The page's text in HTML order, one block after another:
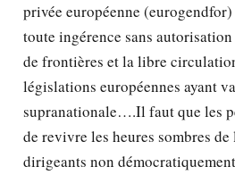
privée européenne
toute ingérence sans
de frontières et la libre
législations européennes ayant
supranationale….Il faut que les
de revivre les heures sombres de
dirigeants non